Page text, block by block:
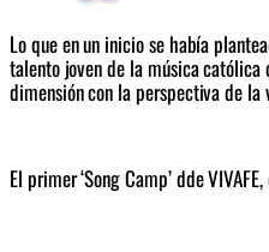
Lo que en un inicio se había
talento joven de la música católica
dimensión con la perspectiva de la
El primer ‘Song Camp’ dde
reunió a algunos de los